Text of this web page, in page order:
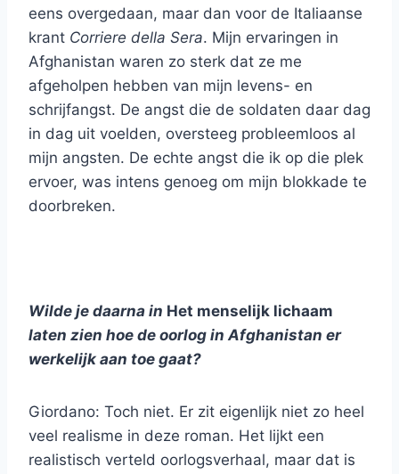
eens overgedaan, maar dan voor de Italiaanse
krant Corriere della Sera. Mijn ervaringen in
Afghanistan waren zo sterk dat ze me
afgeholpen hebben van mijn levens- en
schrijfangst. De angst die de soldaten daar dag
in dag uit voelden, oversteeg probleemloos al
mijn angsten. De echte angst die ik op die plek
ervoer, was intens genoeg om mijn blokkade te
doorbreken.
Wilde je daarna in Het menselijk lichaam
laten zien hoe de oorlog in Afghanistan er
werkelijk aan toe gaat?
Giordano: Toch niet. Er zit eigenlijk niet zo heel
veel realisme in deze roman. Het lijkt een
realistisch verteld oorlogsverhaal, maar dat is